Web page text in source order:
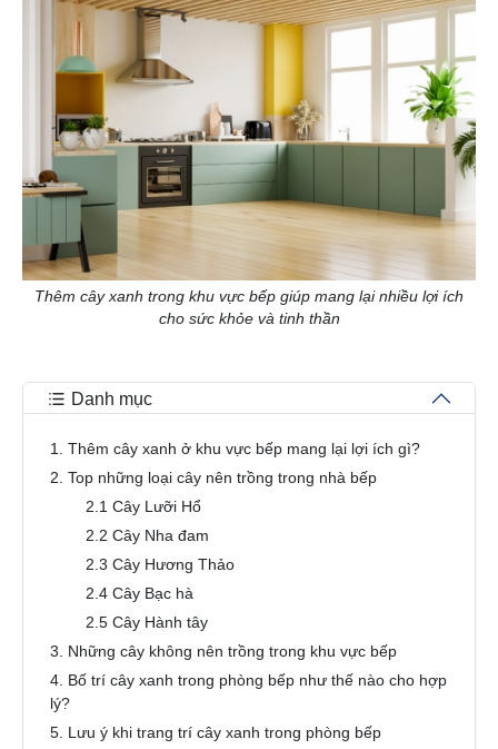
Thêm cây xanh trong khu vực bếp giúp mang lại nhiều lợi ích
cho sức khỏe và tinh thần
Danh mục
1. Thêm cây xanh ở khu vực bếp mang lại lợi ích gì?
2. Top những loại cây nên trồng trong nhà bếp
2.1 Cây Lưỡi Hổ
2.2 Cây Nha đam
2.3 Cây Hương Thảo
2.4 Cây Bạc hà
2.5 Cây Hành tây
3. Những cây không nên trồng trong khu vực bếp
4. Bố trí cây xanh trong phòng bếp như thế nào cho hợp
lý?
5. Lưu ý khi trang trí cây xanh trong phòng bếp